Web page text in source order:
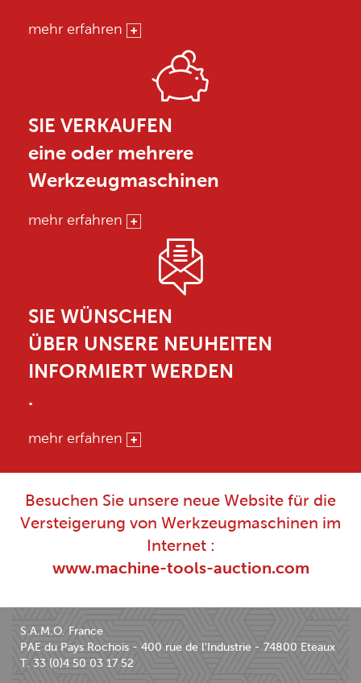
mehr erfahren
SIE VERKAUFEN
eine oder mehrere
Werkzeugmaschinen
mehr erfahren
SIE WÜNSCHEN
ÜBER UNSERE NEUHEITEN
INFORMIERT WERDEN
.
mehr erfahren
Besuchen Sie unsere neue Website für die
Versteigerung von Werkzeugmaschinen im
Internet :
www.machine-tools-auction.com
S.A.M.O. France
PAE du Pays Rochois - 400 rue de l'Industrie - 74800 Eteaux
T. 33 (0)4 50 03 17 52